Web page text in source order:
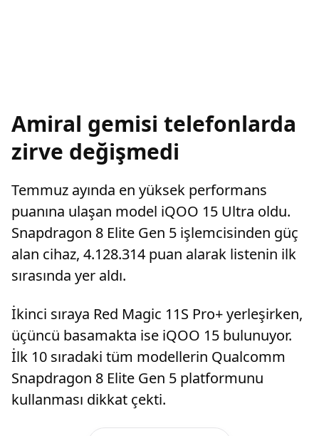
Amiral gemisi telefonlarda
zirve değişmedi
Temmuz ayında en yüksek performans
puanına ulaşan model iQOO 15 Ultra oldu.
Snapdragon 8 Elite Gen 5 işlemcisinden güç
alan cihaz, 4.128.314 puan alarak listenin ilk
sırasında yer aldı.
İkinci sıraya Red Magic 11S Pro+ yerleşirken,
üçüncü basamakta ise iQOO 15 bulunuyor.
İlk 10 sıradaki tüm modellerin Qualcomm
Snapdragon 8 Elite Gen 5 platformunu
kullanması dikkat çekti.